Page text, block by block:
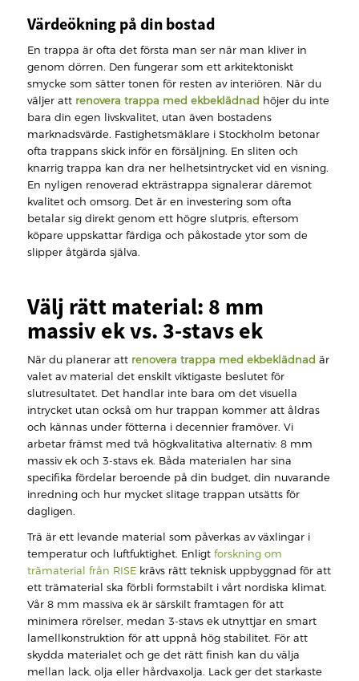
Värdeökning på din bostad
En trappa är ofta det första man ser när man kliver in
genom dörren. Den fungerar som ett arkitektoniskt
smycke som sätter tonen för resten av interiören. När du
väljer att renovera trappa med ekbeklädnad höjer du inte
bara din egen livskvalitet, utan även bostadens
marknadsvärde. Fastighetsmäklare i Stockholm betonar
ofta trappans skick inför en försäljning. En sliten och
knarrig trappa kan dra ner helhetsintrycket vid en visning.
En nyligen renoverad ekträstrappa signalerar däremot
kvalitet och omsorg. Det är en investering som ofta
betalar sig direkt genom ett högre slutpris, eftersom
köpare uppskattar färdiga och påkostade ytor som de
slipper åtgärda själva.
Välj rätt material: 8 mm
massiv ek vs. 3-stavs ek
När du planerar att renovera trappa med ekbeklädnad är
valet av material det enskilt viktigaste beslutet för
slutresultatet. Det handlar inte bara om det visuella
intrycket utan också om hur trappan kommer att åldras
och kännas under fötterna i decennier framöver. Vi
arbetar främst med två högkvalitativa alternativ: 8 mm
massiv ek och 3-stavs ek. Båda materialen har sina
specifika fördelar beroende på din budget, din nuvarande
inredning och hur mycket slitage trappan utsätts för
dagligen.
Trä är ett levande material som påverkas av växlingar i
temperatur och luftfuktighet. Enligt forskning om
trämaterial från RISEkrävs rätt teknisk uppbyggnad för att
ett trämaterial ska förbli formstabilt i vårt nordiska klimat.
Vår 8 mm massiva ek är särskilt framtagen för att
minimera rörelser, medan 3-stavs ek utnyttjar en smart
lamellkonstruktion för att uppnå hög stabilitet. För att
skydda materialet och ge det rätt finish kan du välja
mellan lack, olja eller hårdvaxolja. Lack ger det starkaste